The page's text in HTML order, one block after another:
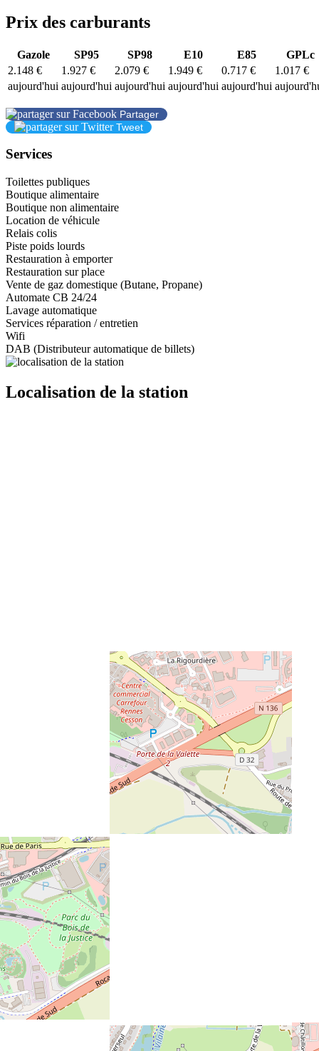
Prix des carburants
Gazole SP95 SP98 E10 E85
GPLc
2.148 €
1.927 € 2.079 € 1.949 € 0.717 €
1.017 €
aujourd'hui aujourd'hui aujourd'hui aujourd'hui aujourd'hui
Partager
Tweet
Services
Toilettes publiques
Boutique alimentaire
Boutique non alimentaire
Location de véhicule
Relais colis
Piste poids lourds
Restauration à emporter
Restauration sur place
Vente de gaz domestique (Butane, Propane)
Automate CB 24/24
Lavage automatique
Services réparation / entretien
Wifi
DAB (Distributeur automatique de billets)
Localisation de la station